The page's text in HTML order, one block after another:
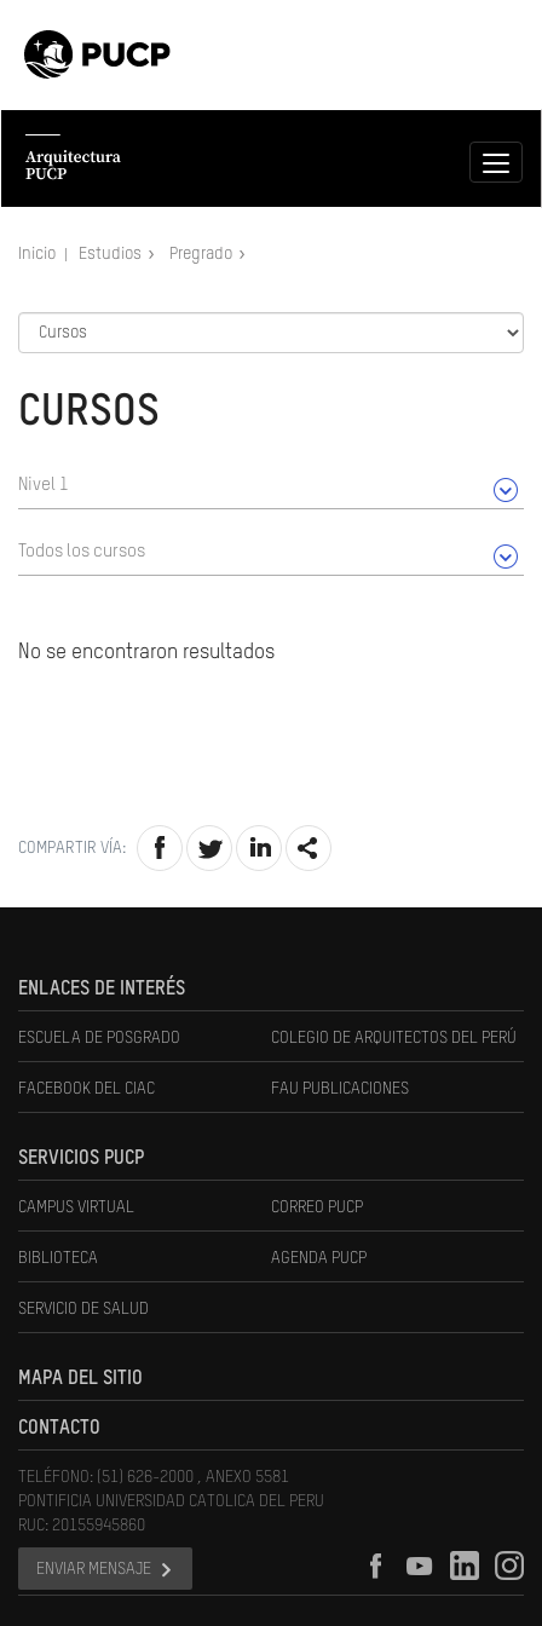
Inicio Estudios Pregrado
CURSOS
Nivel 1
Todos los cursos
No se encontraron resultados
COMPARTIR VÍA:
ENLACES DE INTERÉS
ESCUELA DE POSGRADO COLEGIO DE ARQUITECTOS DEL PERÚ
FACEBOOK DEL CIAC FAU PUBLICACIONES
SERVICIOS PUCP
CAMPUS VIRTUAL CORREO PUCP
BIBLIOTECA AGENDA PUCP
SERVICIO DE SALUD
MAPA DEL SITIO
CONTACTO
TELÉFONO: (51) 626-2000 , ANEXO 5581
PONTIFICIA UNIVERSIDAD CATOLICA DEL PERU
RUC: 20155945860
ENVIAR MENSAJE